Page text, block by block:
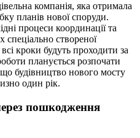
компанія, яка отримала
планів нової споруди.
процеси координації та
спеціально створеної
кроки будуть проходити за
планується розпочати
будівництво нового мосту
один рік.
пошкодження